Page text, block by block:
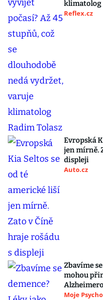
klimatolog
Reflex.cz
Evropská
jen mírně.
displeji
Auto.cz
Zbavíme
mohou
Moje